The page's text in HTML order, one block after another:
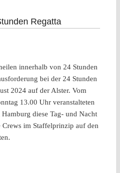
Regatta
innerhalb von 24 Stunden
bei der 24 Stunden
2024 auf der Alster. Vom
13.00 Uhr veranstalteten
diese Tag- und Nacht
Crews im Staffelprinzip auf den